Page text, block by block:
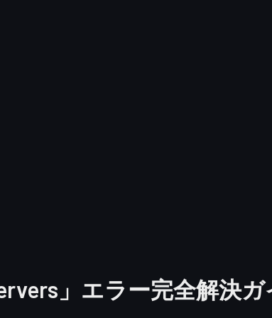
」エラー完全解決